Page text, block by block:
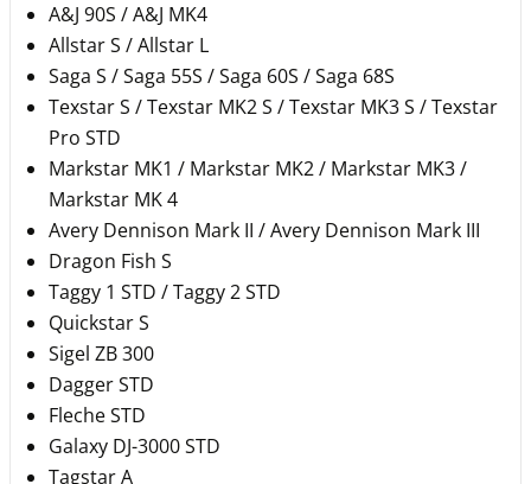
A&J 90S / A&J MK4
Allstar S / Allstar L
Saga S / Saga 55S / Saga 60S / Saga 68S
Texstar S / Texstar MK2 S / Texstar MK3 S / Texstar
Pro STD
Markstar MK1 / Markstar MK2 / Markstar MK3 /
Markstar MK 4
Avery Dennison Mark II / Avery Dennison Mark III
Dragon Fish S
Taggy 1 STD / Taggy 2 STD
Quickstar S
Sigel ZB 300
Dagger STD
Fleche STD
Galaxy DJ-3000 STD
Tagstar A